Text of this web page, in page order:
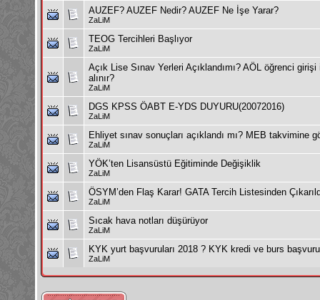
AUZEF? AUZEF Nedir? AUZEF Ne İşe Yarar?
ZaLiM
TEOG Tercihleri Başlıyor
ZaLiM
Açık Lise Sınav Yerleri Açıklandımı? AÖL öğrenci
alınır?
ZaLiM
DGS KPSS ÖABT E-YDS DUYURU(20072016)
ZaLiM
Ehliyet sınav sonuçları açıklandı mı? MEB takvimine
ZaLiM
YÖK’ten Lisansüstü Eğitiminde Değişiklik
ZaLiM
ÖSYM’den Flaş Karar! GATA Tercih Listesinden
ZaLiM
Sıcak hava notları düşürüyor
ZaLiM
KYK yurt başvuruları 2018 ? KYK kredi ve burs
ZaLiM